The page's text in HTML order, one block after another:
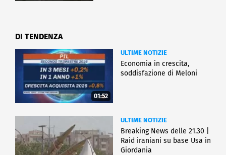
DI TENDENZA
01:52
ULTIME NOTIZIE
Economia in crescita,
soddisfazione di Meloni
ULTIME NOTIZIE
Breaking News delle 21.30 |
Raid iraniani su base Usa in
Giordania